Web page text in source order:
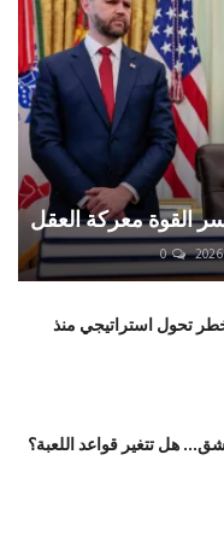
القوة معركة العقل
0
تحول استراتيجي منذ
هل تتغير قواعد اللعبة؟